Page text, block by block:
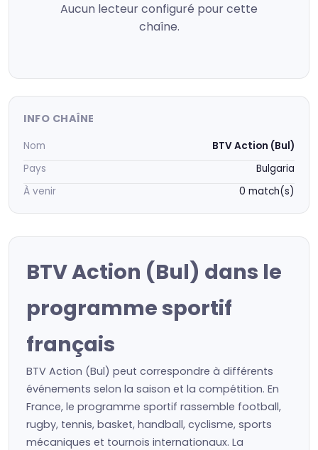
Aucun lecteur configuré pour cette
chaîne.
INFO CHAÎNE
Nom
BTV Action (Bul)
Pays
Bulgaria
À venir
0 match(s)
BTV Action (Bul) dans le
programme sportif
français
BTV Action (Bul) peut correspondre à différents
événements selon la saison et la compétition. En
France, le programme sportif rassemble football,
rugby, tennis, basket, handball, cyclisme, sports
mécaniques et tournois internationaux. La